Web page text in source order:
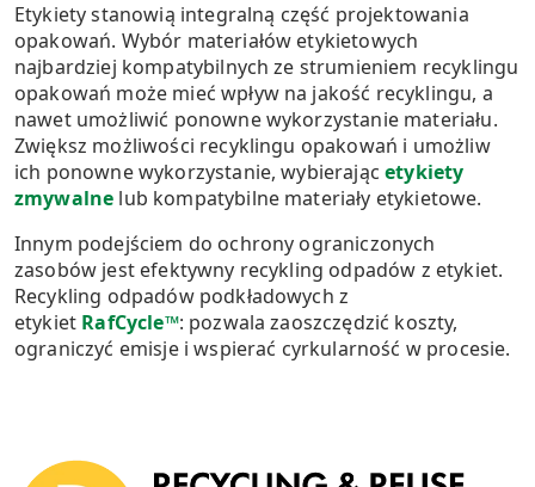
Etykiety stanowią integralną część projektowania
opakowań. Wybór materiałów etykietowych
najbardziej kompatybilnych ze strumieniem recyklingu
opakowań może mieć wpływ na jakość recyklingu, a
nawet umożliwić ponowne wykorzystanie materiału.
Zwiększ możliwości recyklingu opakowań i umożliw
ich ponowne wykorzystanie, wybierającetykiety
zmywalne lub kompatybilne materiały etykietowe.
Innym podejściem do ochrony ograniczonych
zasobów jest efektywny recykling odpadów z etykiet.
Recykling odpadów podkładowych z
etykiet RafCycle™: pozwala zaoszczędzić koszty,
ograniczyć emisje i wspierać cyrkularność w procesie.